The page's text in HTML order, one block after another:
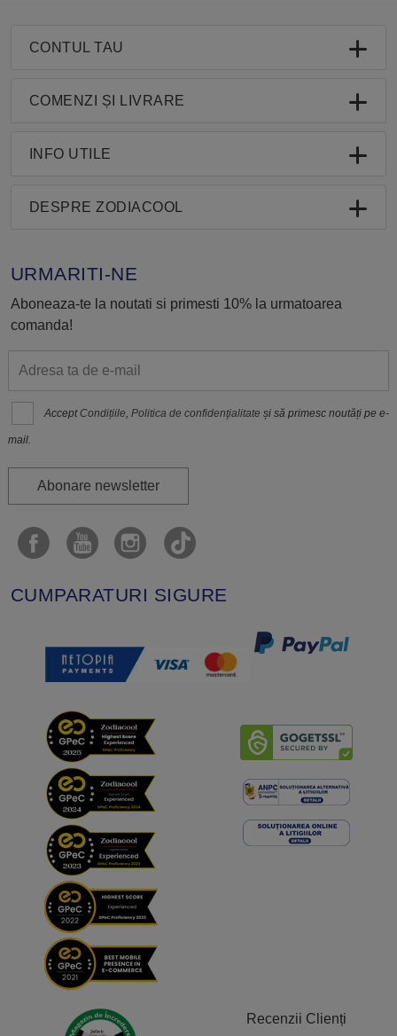
CONTUL TAU
COMENZI ȘI LIVRARE
INFO UTILE
DESPRE ZODIACOOL
URMARITI-NE
Aboneaza-te la noutati si primesti 10% la urmatoarea
comanda!
Accept Condițiile,Politica de confidenţialitate și să primesc noutăți pe e-
mail.
Abonare newsletter
CUMPARATURI SIGURE
Recenzii Clienți